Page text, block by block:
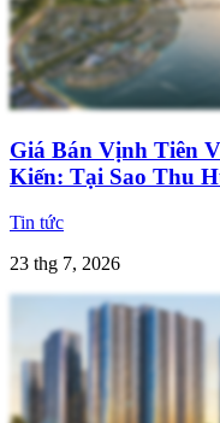
Giá Bán Vịnh Tiên
Kiến: Tại Sao Thu
Tin tức
23 thg 7, 2026